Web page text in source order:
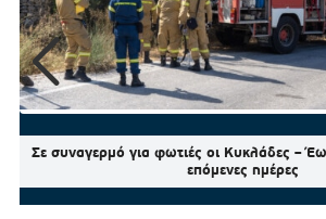
Σε συναγερμό για φωτιές οι Κυκλάδες –
επόμενες ημέρες